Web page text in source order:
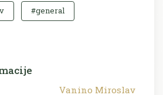
#general
Vanino Miroslav